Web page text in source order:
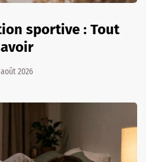
sportive : Tout
2026